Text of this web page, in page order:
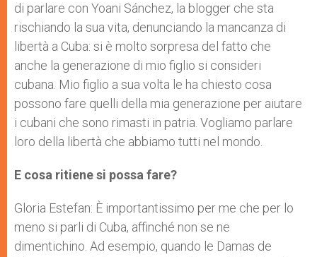
di parlare con Yoani Sánchez, la blogger che sta
rischiando la sua vita, denunciando la mancanza di
libertà a Cuba: si è molto sorpresa del fatto che
anche la generazione di mio figlio si consideri
cubana. Mio figlio a sua volta le ha chiesto cosa
possono fare quelli della mia generazione per aiutare
i cubani che sono rimasti in patria. Vogliamo parlare
loro della libertà che abbiamo tutti nel mondo.
E cosa ritiene si possa fare?
Gloria Estefan: È importantissimo per me che per lo
meno si parli di Cuba, affinché non se ne
dimentichino. Ad esempio, quando le Damas de